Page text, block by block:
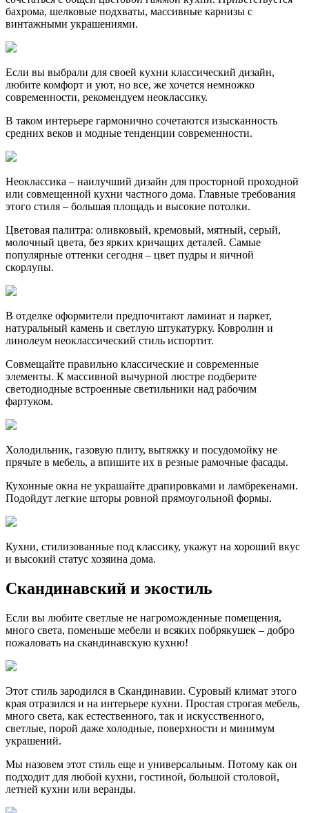
бахрома, шелковые подхваты, массивные карнизы с
винтажными украшениями.
Если вы выбрали для своей кухни классический дизайн,
любите комфорт и уют, но все, же хочется немножко
современности, рекомендуем неоклассику.
В таком интерьере гармонично сочетаются изысканность
средних веков и модные тенденции современности.
Неоклассика – наилучший дизайн для просторной проходной
или совмещенной кухни частного дома. Главные требования
этого стиля – большая площадь и высокие потолки.
Цветовая палитра: оливковый, кремовый, мятный, серый,
молочный цвета, без ярких кричащих деталей. Самые
популярные оттенки сегодня – цвет пудры и яичной
скорлупы.
В отделке оформители предпочитают ламинат и паркет,
натуральный камень и светлую штукатурку. Ковролин и
линолеум неоклассический стиль испортит.
Совмещайте правильно классические и современные
элементы. К массивной вычурной люстре подберите
светодиодные встроенные светильники над рабочим
фартуком.
Холодильник, газовую плиту, вытяжку и посудомойку не
прячьте в мебель, а впишите их в резные рамочные фасады.
Кухонные окна не украшайте драпировками и ламбрекенами.
Подойдут легкие шторы ровной прямоугольной формы.
Кухни, стилизованные под классику, укажут на хороший вкус
и высокий статус хозяина дома.
Скандинавский и экостиль
Если вы любите светлые не нагроможденные помещения,
много света, поменьше мебели и всяких побрякушек – добро
пожаловать на скандинавскую кухню!
Этот стиль зародился в Скандинавии. Суровый климат этого
края отразился и на интерьере кухни. Простая строгая мебель,
много света, как естественного, так и искусственного,
светлые, порой даже холодные, поверхности и минимум
украшений.
Мы назовем этот стиль еще и универсальным. Потому как он
подходит для любой кухни, гостиной, большой столовой,
летней кухни или веранды.